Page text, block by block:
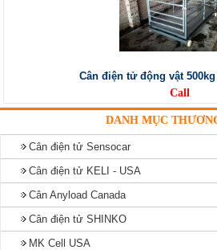
Cân điện tử động vật
Call
DANH MỤC
Cân điện tử Sensocar
Cân điện tử KELI - USA
Cân Anyload Canada
Cân điện tử SHINKO
MK Cell USA